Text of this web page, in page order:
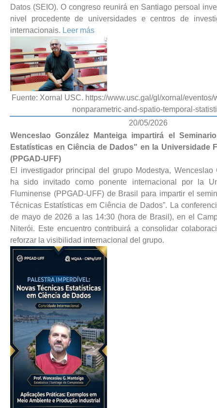
Datos (SEIO). O congreso reunirá en Santiago persoal
nivel procedente de universidades e centros de
internacionais. Leer más
Fuente: Xornal USC. https://www.usc.gal/gl/xornal/
nonparametric-and-spatio-temporal-
20/05/2026
Wenceslao González Manteiga impartirá el
Estatísticas en Ciência de Dados" en la Universidade
(PPGAD-UFF)
El investigador principal del grupo Modestya, Wenceslao
ha sido invitado como ponente internacional por la
Fluminense (PPGAD-UFF) de Brasil para impartir el
Técnicas Estatísticas em Ciência de Dados”. La
de mayo de 2026 a las 14:30 (hora de Brasil), en el
Niterói. Este encuentro contribuirá a consolidar
reforzar la visibilidad internacional del grupo.